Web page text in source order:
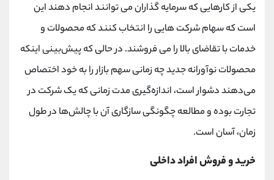
یکی از کارهایی که سرمایه گذاران می توانند انجام دهند این
است که سهام شرکت هایی را انتخاب کنند که محصولات و
خدمات با تقاضای بالا را می فروشند. در حالی که پیش‌بینی اینکه
محصولات نوآورانه جدید چه زمانی سهم بازار را به خود اختصاص
می‌دهند دشوار است، اندازه‌گیری مدت زمانی که یک شرکت در
تجارت بوده و مطالعه چگونگی سازگاری آن با چالش‌ها در طول
زمان، آسان است.
خرید و فروش افراد داخلی